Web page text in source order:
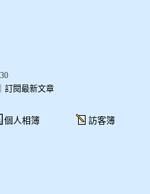
個人相簿 訪客簿
訂閱最新文章